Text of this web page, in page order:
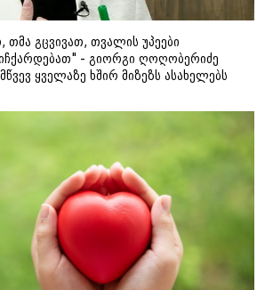
გცვივათ, თვალის უპეები
- გიორგი ღოღობერიძე
ყველაზე ხშირ მიზეზს ასახელებს